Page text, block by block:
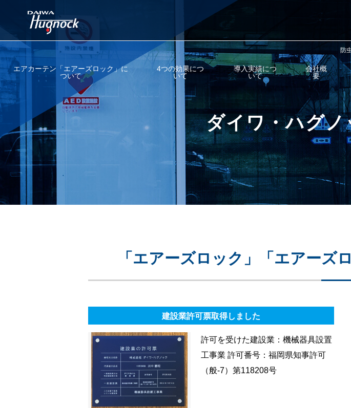
防
エアカーテン「エアーズロック」に
ついて
エアカーテンとは？
エアーズロックが選ばれる理由
エアーズロックの性能・概要
エアーズロック・スリムの性能・概要
会社概要
4つの効果につ
いて
防虫対策
花粉・防塵対策
導入実績につ
いて
会社概
要
ダイワ・ハグ
「エアーズロック」「エアーズ
建設業許可票取得しました
許可を受けた建設業：機械器具設置
工事業 許可番号：福岡県知事許可
（般-7）第118208号